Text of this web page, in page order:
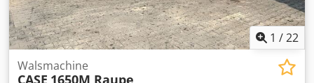
1 /22
Walsmachine
CASE 1650M Raupe